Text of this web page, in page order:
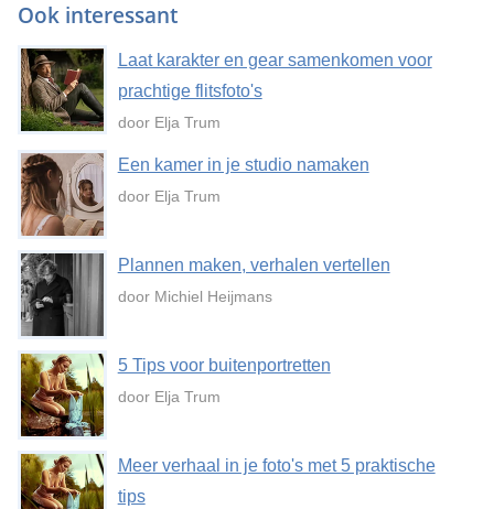
Ook interessant
Laat karakter en gear samenkomen voor
prachtige flitsfoto's
door Elja Trum
Een kamer in je studio namaken
door Elja Trum
Plannen maken, verhalen vertellen
door Michiel Heijmans
5 Tips voor buitenportretten
door Elja Trum
Meer verhaal in je foto's met 5 praktische
tips